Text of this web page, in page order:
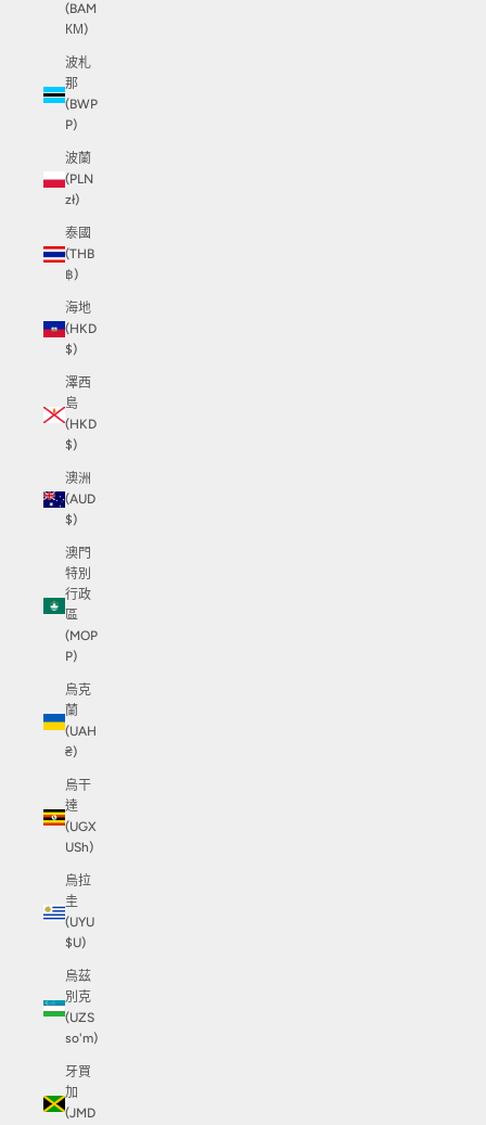
(BAM
КМ)
波札
那
(BWP
P)
波蘭
(PLN
zł)
泰國
(THB
฿)
海地
(HKD
$)
澤西
島
(HKD
$)
澳洲
(AUD
$)
澳門
特別
行政
區
(MOP
P)
烏克
蘭
(UAH
₴)
烏干
達
(UGX
USh)
烏拉
圭
(UYU
$U)
烏茲
別克
(UZS
so'm)
牙買
加
(JMD